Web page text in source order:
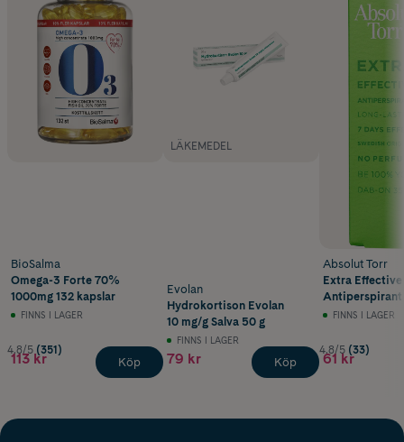
BioSalma
Omega-3 Forte 70%
1000mg 132 kapslar
FINNS I LAGER
4.8/5 (351)
113 kr Köp
LÄKEMEDEL
Evolan
Hydrokortison Evolan
10 mg/g Salva 50 g
FINNS I LAGER
79 kr Köp
Absolut Torr
Extra Effective
Antiperspirant
35 ml
FINNS I LAGER
4.8/5 (33)
61 kr